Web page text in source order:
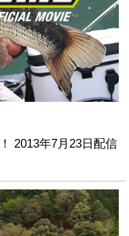
2013年7月23日配信